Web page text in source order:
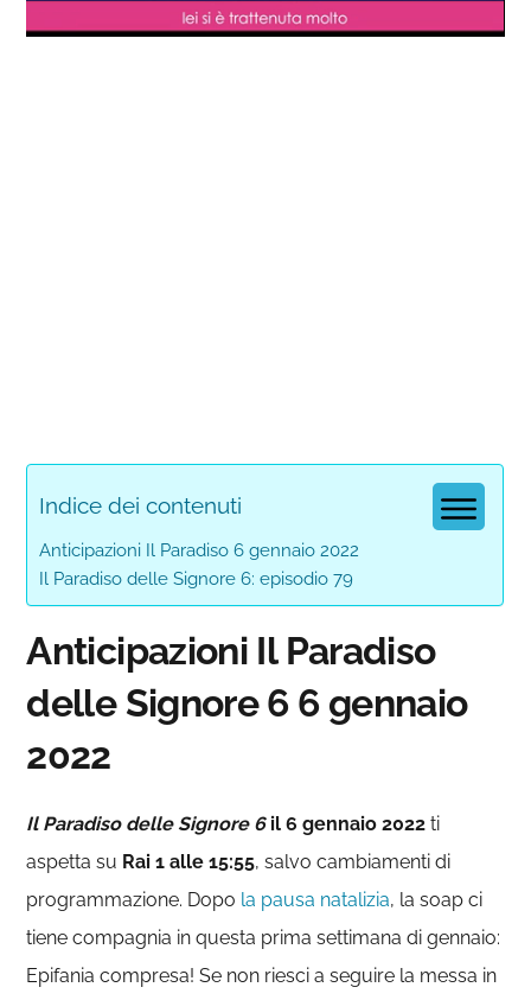
Unmute
Loaded:
0%
0%
Indice dei contenuti
Anticipazioni Il Paradiso 6 gennaio 2022
Il Paradiso delle Signore 6: episodio 79
Anticipazioni Il Paradiso
delle Signore 6 6 gennaio
2022
Il Paradiso delle Signore 6il 6 gennaio 2022 ti
aspetta su Rai 1 alle 15:55, salvo cambiamenti di
programmazione. Dopo la pausa natalizia, la soap ci
tiene compagnia in questa prima settimana di gennaio:
Epifania compresa! Se non riesci a seguire la messa in